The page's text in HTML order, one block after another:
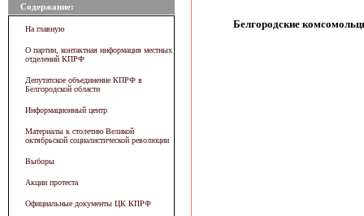
Содержание:
На главную
О партии, контактная информация местных
отделений КПРФ
Депутатское объединение КПРФ в
Белгородской области
Информационный центр
Материалы к столетию Великой
октябрьской социалистической революции
Выборы
Акции протеста
Официальные документы ЦК КПРФ
Белгородские